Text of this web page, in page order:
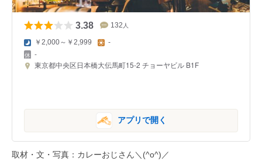
3.38 132 人
￥2,000～￥2,999 -
-
東京都中央区日本橋大伝馬町15-2 チョーヤビル B1F
アプリで開く
取材・文・写真：カレーおじさん＼(^o^)／